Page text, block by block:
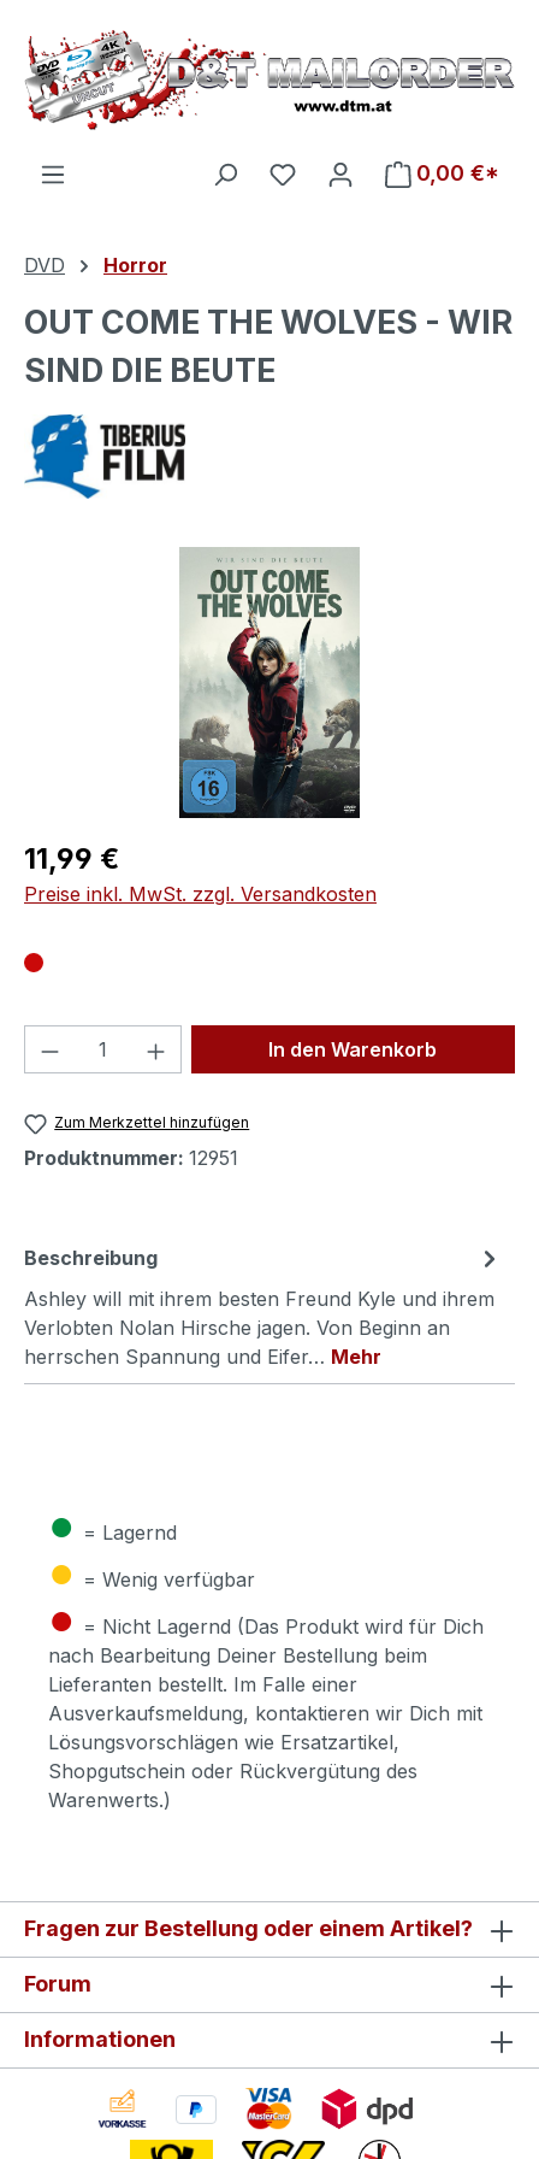
Zum Hauptinhalt springen
Du hast 0 Produkte auf
0,00 €*
DVD Horror
OUT COME THE WOLVES - WIR
SIND DIE BEUTE
Bildergalerie überspringen
Regulärer Preis:
11,99 €
Preise inkl. MwSt. zzgl. Versandkosten
Produkt Anzahl: Gib denIn den Warenkorb
Zum Merkzettel hinzufügen
Produktnummer: 12951
Beschreibung
Ashley will mit ihrem besten Freund Kyle und ihrem
Verlobten Nolan Hirsche jagen. Von Beginn an
herrschen Spannung und Eifer… Mehr
● = Lagernd
● = Wenig verfügbar
● = Nicht Lagernd (Das Produkt wird für Dich
nach Bearbeitung Deiner Bestellung beim
Lieferanten bestellt. Im Falle einer
Ausverkaufsmeldung, kontaktieren wir Dich mit
Lösungsvorschlägen wie Ersatzartikel,
Shopgutschein oder Rückvergütung des
Warenwerts.)
Fragen zur Bestellung oder einem Artikel?
Forum
Informationen